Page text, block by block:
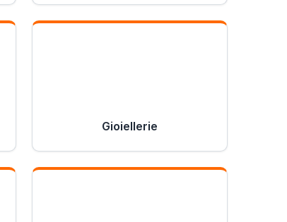
Gioiellerie